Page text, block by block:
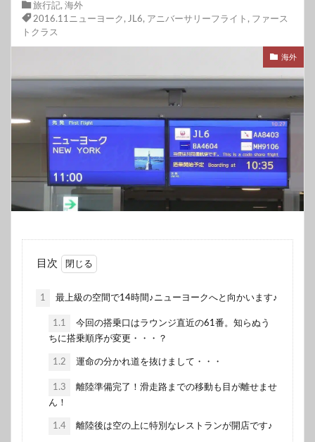
旅行記, 海外
2016.11ニューヨーク, JL6, アニバーサリーフライト , ファース
トクラス
海外
目次
1 最上級の空間で14時間♪ニューヨークへと向かいます♪
1.1
今回の搭乗口はラウンジ直近の61番。知らぬう
ちに搭乗順序が変更・・・？
1.2 運命の分かれ道を抜けまして・・・
1.3
離陸準備完了！滑走路までの移動も目が離せませ
ん！
1.4 離陸後は空の上に特別なレストランが開店です♪